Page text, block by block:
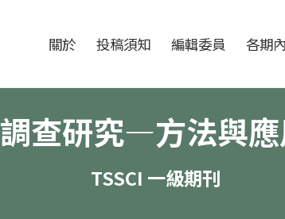
關於 投稿須知 編輯委員 各期
調查研究—方法與應
TSSCI 一級期刊